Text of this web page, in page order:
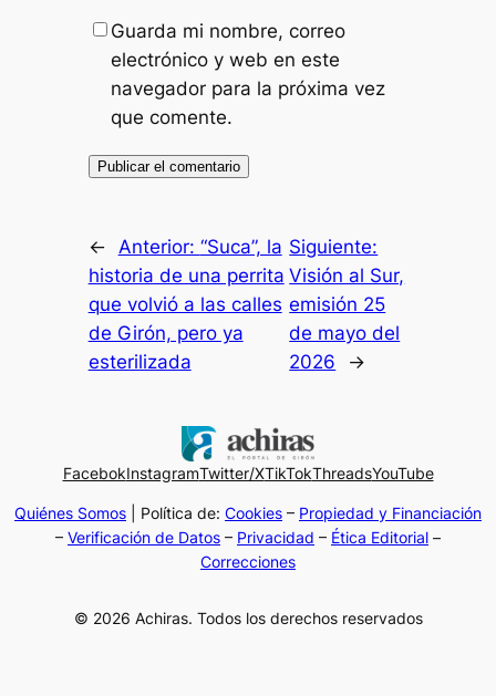
Guarda mi nombre, correo
electrónico y web en este
navegador para la próxima vez
que comente.
← Anterior: “Suca”, la
historia de una perrita
que volvió a las calles
de Girón, pero ya
esterilizada
Siguiente:
Visión al Sur,
emisión 25
de mayo del
2026
→
FacebokInstagramTwitter/XTikTokThreadsYouTube
Quiénes Somos | Política de: Cookies – Propiedad y Financiación
– Verificación de Datos – Privacidad – Ética Editorial –
Correcciones
© 2026 Achiras. Todos los derechos reservados